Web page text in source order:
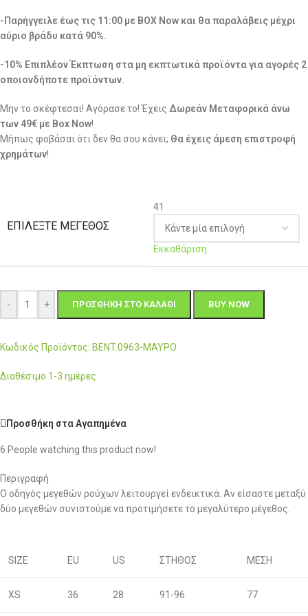
-Παρήγγειλε έως τις 11:00 με BOX Now και θα παραλάβεις μέχρι
αύριο βράδυ κατά 90%.
-10% Επιπλέον Έκπτωση στα μη εκπτωτικά προϊόντα για αγορές 2
οποιονδήποτε προϊόντων.
Μην το σκέφτεσαι! Αγόρασε το! Έχεις Δωρεάν Μεταφορικά άνω
των 49€ με Box Now!
Μήπως φοβάσαι ότι δεν θα σου κάνει; Θα έχεις άμεση επιστροφή
χρημάτων!
ΕΠΙΛΈΞΤΕ ΜΈΓΕΘΟΣ
41
Εκκαθάριση
- + ΠΡΟΣΘΉΚΗ ΣΤΟ ΚΑΛΆΘΙ BUY NOW
Κωδικός Προϊόντος: BENT.0963-ΜΑΥΡΟ
Διαθέσιμο 1-3 ημέρες
Προσθήκη στα Αγαπημένα
6 People watching this product now!
Περιγραφή
Ο οδηγός μεγεθών ρούχων λειτουργεί ενδεικτικά. Αν είσαστε μεταξύ
δύο μεγεθών συνιστούμε να προτιμήσετε το μεγαλύτερο μέγεθος.
SIZE EU US ΣΤΗΘΟΣ ΜΕΣΗ
XS 36 28 91-96 77